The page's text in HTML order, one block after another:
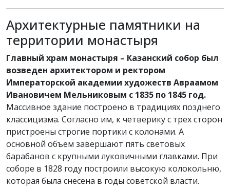
Архитектурные памятники на
территории монастыря
Главный храм монастыря – Казанский собор был
возведен архитектором и ректором
Императорской академии художеств Авраамом
Ивановичем Мельниковым с 1835 по 1845 год.
Массивное здание построено в традициях позднего
классицизма. Согласно им, к четверику с трех сторон
пристроены строгие портики с колонами. А
основной объем завершают пять световых
барабанов с крупными луковичными главками. При
соборе в 1828 году построили высокую колокольню,
которая была снесена в годы советской власти.